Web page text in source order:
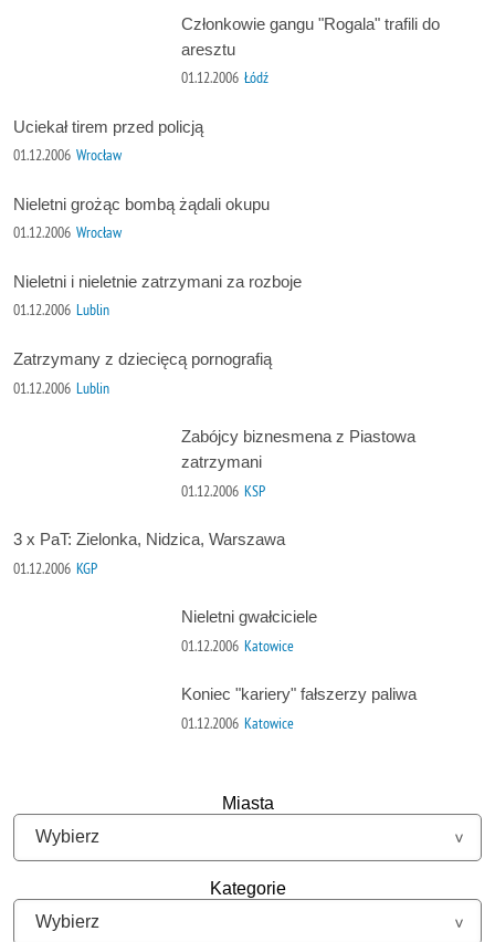
Członkowie gangu "Rogala" trafili do
aresztu
01.12.2006 Łódź
Uciekał tirem przed policją
01.12.2006 Wrocław
Nieletni grożąc bombą żądali okupu
01.12.2006 Wrocław
Nieletni i nieletnie zatrzymani za rozboje
01.12.2006 Lublin
Zatrzymany z dziecięcą pornografią
01.12.2006 Lublin
Zabójcy biznesmena z Piastowa
zatrzymani
01.12.2006 KSP
3 x PaT: Zielonka, Nidzica, Warszawa
01.12.2006 KGP
Nieletni gwałciciele
01.12.2006 Katowice
Koniec "kariery" fałszerzy paliwa
01.12.2006 Katowice
Miasta
Kategorie